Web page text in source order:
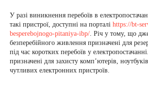
У разі виникнення перебоїв в
такі пристрої, доступні на порталі https://bt-
besperebojnogo-pitaniya-ibp/. Річ у тому, що
безперебійного живлення призначені для
під час коротких перебоїв у
призначені для захисту комп’ютерів,
чутливих електронних пристроїв.